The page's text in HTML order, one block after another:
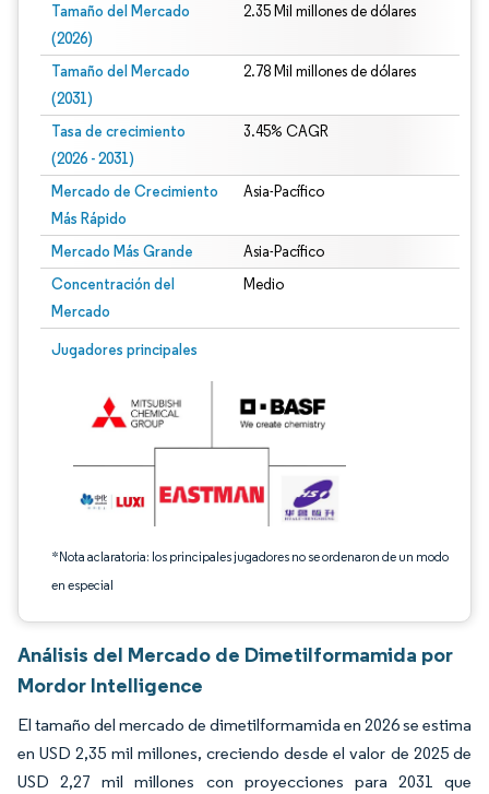
Tamaño del Mercado
(2026)
2.35 Mil millones de dólares
Tamaño del Mercado
(2031)
2.78 Mil millones de dólares
Tasa de crecimiento
(2026 - 2031)
3.45% CAGR
Mercado de Crecimiento
Más Rápido
Asia-Pacífico
Mercado Más Grande Asia-Pacífico
Concentración del
Mercado
Medio
Jugadores principales
*Nota aclaratoria: los principales jugadores no se ordenaron de un modo
en especial
Imagen © Mordor Intelligence. El uso requiere atribución según CC BY 4.0.
Análisis del Mercado de Dimetilformamida por
Mordor Intelligence
El tamaño del mercado de dimetilformamida en 2026 se estima
en USD 2,35 mil millones, creciendo desde el valor de 2025 de
USD 2,27 mil millones con proyecciones para 2031 que